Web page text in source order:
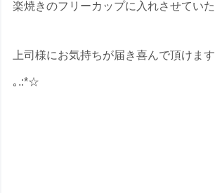
楽焼きのフリーカップに入れさせていた
上司様にお気持ちが届き喜んで頂けま
｡.:*☆